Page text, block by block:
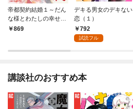
帝都契約結婚１～だん
な様とわたしの幸せな
秘密～【紙書籍単行本
869
デキる男女のデキない
恋（１）
792
試読フル
講談社のおすすめ本